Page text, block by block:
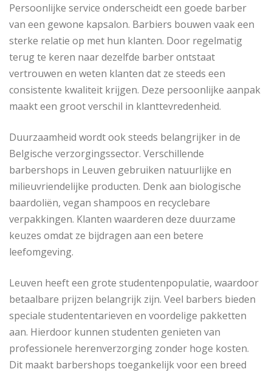
Persoonlijke service onderscheidt een goede barber
van een gewone kapsalon. Barbiers bouwen vaak een
sterke relatie op met hun klanten. Door regelmatig
terug te keren naar dezelfde barber ontstaat
vertrouwen en weten klanten dat ze steeds een
consistente kwaliteit krijgen. Deze persoonlijke aanpak
maakt een groot verschil in klanttevredenheid.
Duurzaamheid wordt ook steeds belangrijker in de
Belgische verzorgingssector. Verschillende
barbershops in Leuven gebruiken natuurlijke en
milieuvriendelijke producten. Denk aan biologische
baardoliën, vegan shampoos en recyclebare
verpakkingen. Klanten waarderen deze duurzame
keuzes omdat ze bijdragen aan een betere
leefomgeving.
Leuven heeft een grote studentenpopulatie, waardoor
betaalbare prijzen belangrijk zijn. Veel barbers bieden
speciale studententarieven en voordelige pakketten
aan. Hierdoor kunnen studenten genieten van
professionele herenverzorging zonder hoge kosten.
Dit maakt barbershops toegankelijk voor een breed